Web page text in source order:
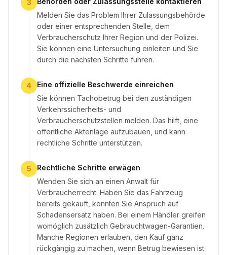
3
Melden Sie das Problem Ihrer Zulassungsbehörde
oder einer entsprechenden Stelle, dem
Verbraucherschutz Ihrer Region und der Polizei.
Sie können eine Untersuchung einleiten und Sie
durch die nächsten Schritte führen.
4
Eine offizielle Beschwerde einreichen
Sie können Tachobetrug bei den zuständigen
Verkehrssicherheits- und
Verbraucherschutzstellen melden. Das hilft, eine
öffentliche Aktenlage aufzubauen, und kann
rechtliche Schritte unterstützen.
5
Rechtliche Schritte erwägen
Wenden Sie sich an einen Anwalt für
Verbraucherrecht. Haben Sie das Fahrzeug
bereits gekauft, könnten Sie Anspruch auf
Schadensersatz haben. Bei einem Händler greifen
womöglich zusätzlich Gebrauchtwagen-Garantien.
Manche Regionen erlauben, den Kauf ganz
rückgängig zu machen, wenn Betrug bewiesen ist.